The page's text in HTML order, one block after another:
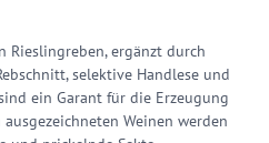
Rieslingreben, ergänzt durch
selektive Handlese und
ein Garant für die Erzeugung
Weinen werden